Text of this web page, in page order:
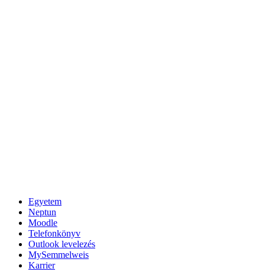
Egyetem
Neptun
Moodle
Telefonkönyv
Outlook levelezés
MySemmelweis
Karrier